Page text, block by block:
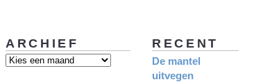
RECENT
De mantel
uitvegen
ARCHIEF